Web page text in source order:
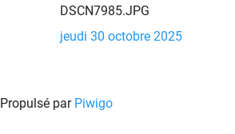
DSCN7985.JPG
jeudi 30 octobre 2025
Propulsé par Piwigo